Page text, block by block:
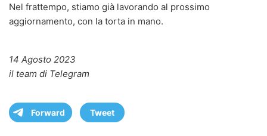
Nel frattempo, stiamo già lavorando al prossimo
aggiornamento, con la torta in mano.
14 Agosto 2023
il team di Telegram
Forward Tweet